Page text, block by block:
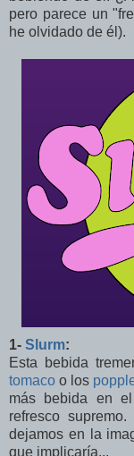
pero parece un
he olvidado de él).
1- Slurm:
Esta bebida
tomaco o los
más bebida en
refresco
dejamos en la
que implicaría...